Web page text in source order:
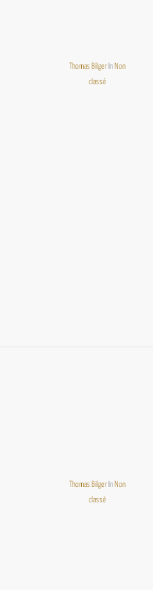
Thomas Bilger In Non
classé
Thomas Bilger In Non
classé